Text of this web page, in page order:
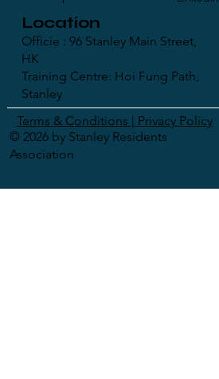
Officie : 96 Stanley Main Street,
HK
Training Centre: Hoi Fung Path,
Stanley
Location
Terms & Conditions | Privacy Policy
© 2026 by Stanley Residents
Association